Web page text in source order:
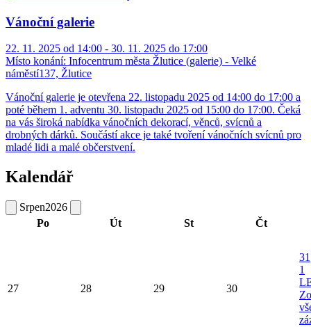
Vánoční galerie
22. 11. 2025 od 14:00 - 30. 11. 2025 do 17:00
Místo konání: Infocentrum města Žlutice (galerie) - Velké
náměstí137, Žlutice
Vánoční galerie je otevřena 22. listopadu 2025 od 14:00 do 17:00 a
poté během 1. adventu 30. listopadu 2025 od 15:00 do 17:00. Čeká
na vás široká nabídka vánočních dekorací, věnců, svícnů a
drobných dárků. Součástí akce je také tvoření vánočních svícnů pro
mladé lidi a malé občerstvení.
Kalendář
Srpen2026
Po
Út St Čt
27 28 29 30
31
1